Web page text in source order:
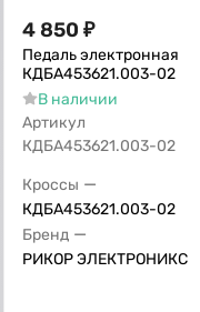
4 850 ₽
Педаль электронная
КДБА453621.003-02
В наличии
Артикул
КДБА453621.003-02
Кроссы —
КДБА453621.003-02
Бренд —
РИКОР ЭЛЕКТРОНИКС